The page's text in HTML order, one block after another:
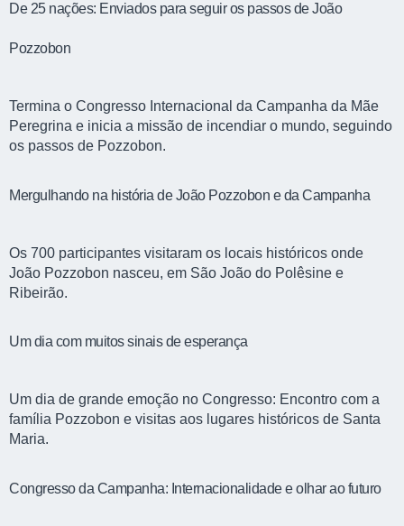
De 25 nações: Enviados para seguir os passos de João
Pozzobon
Termina o Congresso Internacional da Campanha da Mãe
Peregrina e inicia a missão de incendiar o mundo, seguindo
os passos de Pozzobon.
Mergulhando na história de João Pozzobon e da Campanha
Os 700 participantes visitaram os locais históricos onde
João Pozzobon nasceu, em São João do Polêsine e
Ribeirão.
Um dia com muitos sinais de esperança
Um dia de grande emoção no Congresso: Encontro com a
família Pozzobon e visitas aos lugares históricos de Santa
Maria.
Congresso da Campanha: Internacionalidade e olhar ao futuro